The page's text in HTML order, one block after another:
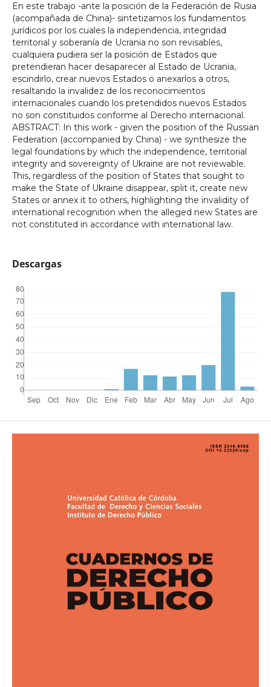
En este trabajo -ante la posición de la Federación de Rusia
(acompañada de China)- sintetizamos los fundamentos
jurídicos por los cuales la independencia, integridad
territorial y soberanía de Ucrania no son revisables,
cualquiera pudiera ser la posición de Estados que
pretendieran hacer desaparecer al Estado de Ucrania,
escindirlo, crear nuevos Estados o anexarlos a otros,
resaltando la invalidez de los reconocimientos
internacionales cuando los pretendidos nuevos Estados
no son constituidos conforme al Derecho internacional.
ABSTRACT: In this work - given the position of the Russian
Federation (accompanied by China) - we synthesize the
legal foundations by which the independence, territorial
integrity and sovereignty of Ukraine are not reviewable.
This, regardless of the position of States that sought to
make the State of Ukraine disappear, split it, create new
States or annex it to others, highlighting the invalidity of
international recognition when the alleged new States are
not constituted in accordance with international law.
Descargas